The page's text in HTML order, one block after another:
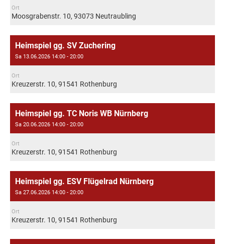
Ort
Moosgrabenstr. 10, 93073 Neutraubling
Heimspiel gg. SV Zuchering
Sa 13.06.2026 14:00 - 20:00
Ort
Kreuzerstr. 10, 91541 Rothenburg
Heimspiel gg. TC Noris WB Nürnberg
Sa 20.06.2026 14:00 - 20:00
Ort
Kreuzerstr. 10, 91541 Rothenburg
Heimspiel gg. ESV Flügelrad Nürnberg
Sa 27.06.2026 14:00 - 20:00
Ort
Kreuzerstr. 10, 91541 Rothenburg